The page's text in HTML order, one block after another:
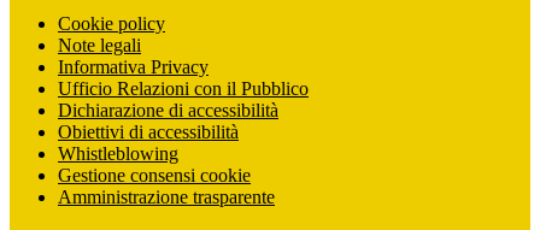
Cookie policy
Note legali
Informativa Privacy
Ufficio Relazioni con il Pubblico
Dichiarazione di accessibilità
Obiettivi di accessibilità
Whistleblowing
Gestione consensi cookie
Amministrazione trasparente